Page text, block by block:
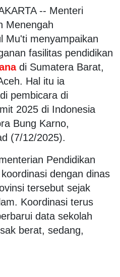
-- Menteri
Menengah
Mu'ti menyampaikan
fasilitas pendidikan
di Sumatera Barat,
Hal itu ia
pembicara di
2025 di Indonesia
Bung Karno,
(7/12/2025).
Pendidikan
dengan dinas
tersebut sejak
Koordinasi terus
data sekolah
berat, sedang,